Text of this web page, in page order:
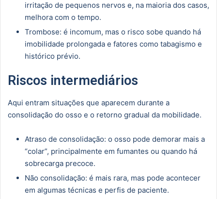
irritação de pequenos nervos e, na maioria dos casos,
melhora com o tempo.
Trombose: é incomum, mas o risco sobe quando há
imobilidade prolongada e fatores como tabagismo e
histórico prévio.
Riscos intermediários
Aqui entram situações que aparecem durante a
consolidação do osso e o retorno gradual da mobilidade.
Atraso de consolidação: o osso pode demorar mais a
“colar”, principalmente em fumantes ou quando há
sobrecarga precoce.
Não consolidação: é mais rara, mas pode acontecer
em algumas técnicas e perfis de paciente.